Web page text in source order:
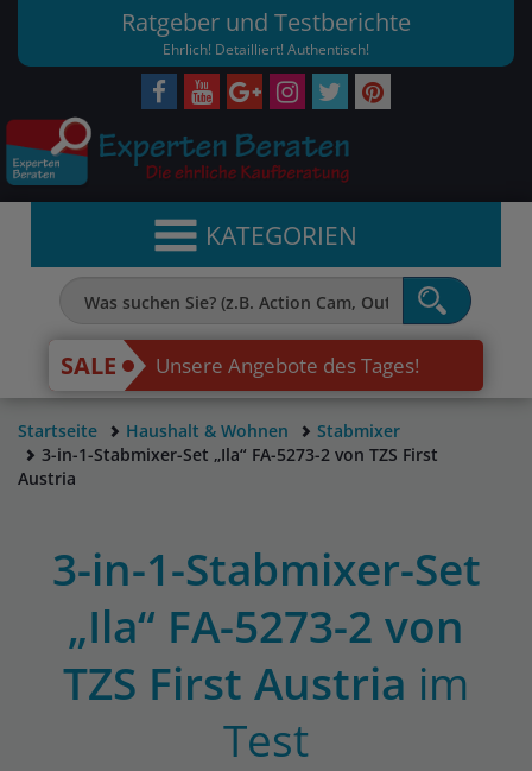
Ratgeber und Testberichte
Ehrlich! Detailliert! Authentisch!
KATEGORIEN
SALE Unsere Angebote des Tages!
Startseite Haushalt & Wohnen
Stabmixer
3-in-1-Stabmixer-Set „Ila“ FA-5273-2 von TZS First
Austria
3-in-1-Stabmixer-Set
„Ila“ FA-5273-2 von
TZS First Austria im
Test